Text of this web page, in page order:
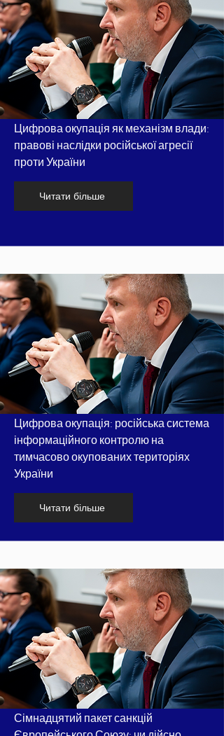
Цифрова окупація як механізм влади:
правові наслідки російської агресії
проти України
Читати більше
Цифрова окупація: російська система
інформаційного контролю на
тимчасово окупованих територіях
України
Читати більше
Сімнадцятий пакет санкцій